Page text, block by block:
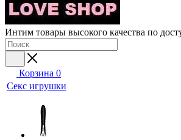
Интим товары высокого качества по
Корзина 0
Секс игрушки